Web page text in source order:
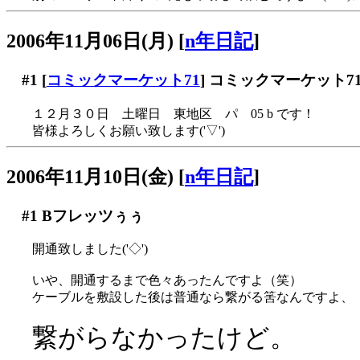
2006年11月06日(月) [n年日記]
#1 [コミックマーケット71] コミックマーケット
１２月３０日 土曜日 東地区 パ 05 b です！
皆様よろしくお願い致します('▽')
2006年11月10日(金) [n年日記]
#1 Bフレッツぅぅ
開通致しました('◇')ゞ
いや、開通するまで色々あったんですよ（笑）
ケーブルを敷設した後は普通なら繋がる筈なんですよ、
繋がらなかったけど。